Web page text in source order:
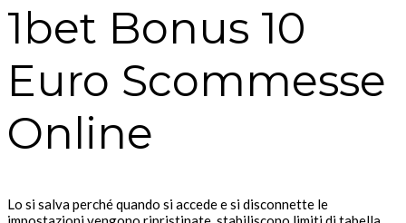
1bet Bonus 10
Euro Scommesse
Online
Lo si salva perché quando si accede e si disconnette le